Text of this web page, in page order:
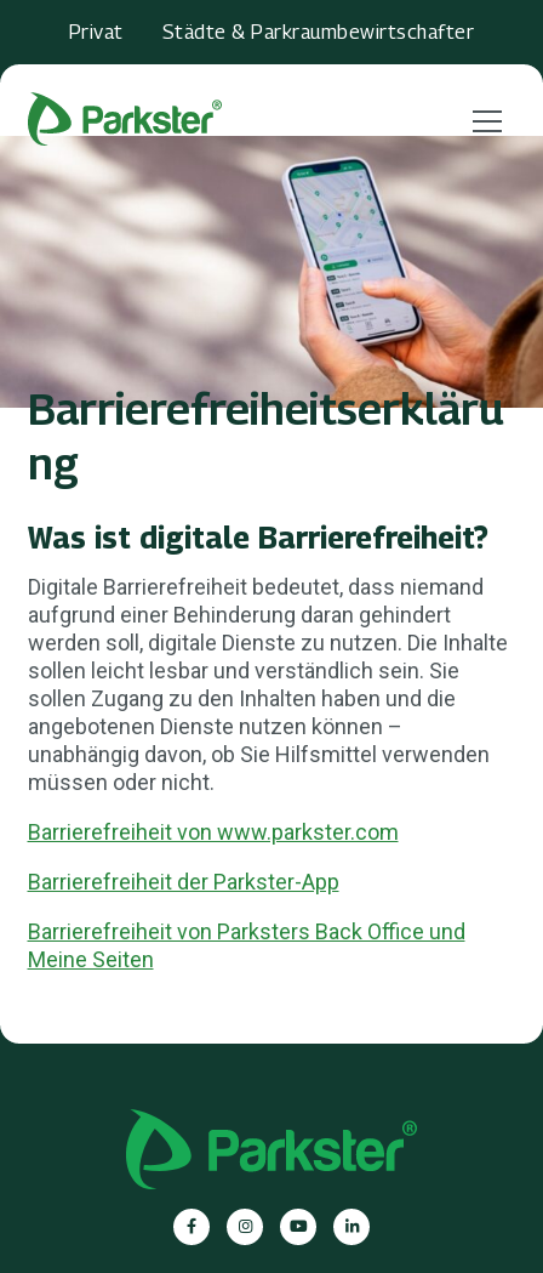
Privat Städte & Parkraumbewirtschafter
Menu
Barrierefreiheitserkläru
ng
Was ist digitale Barrierefreiheit?
Digitale Barrierefreiheit bedeutet, dass niemand
aufgrund einer Behinderung daran gehindert
werden soll, digitale Dienste zu nutzen. Die Inhalte
sollen leicht lesbar und verständlich sein. Sie
sollen Zugang zu den Inhalten haben und die
angebotenen Dienste nutzen können –
unabhängig davon, ob Sie Hilfsmittel verwenden
müssen oder nicht.
Barrierefreiheit von www.parkster.com
Barrierefreiheit der Parkster-App
Barrierefreiheit von Parksters Back Office und
Meine Seiten
Parkster
auf
Parkster
auf
Parkster
auf
Parkster
auf